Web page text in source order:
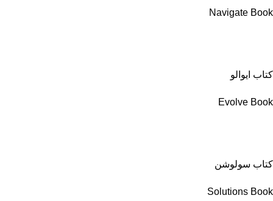
Navigate Book
کتاب ایوالو
Evolve Book
کتاب سولوشن
Solutions Book